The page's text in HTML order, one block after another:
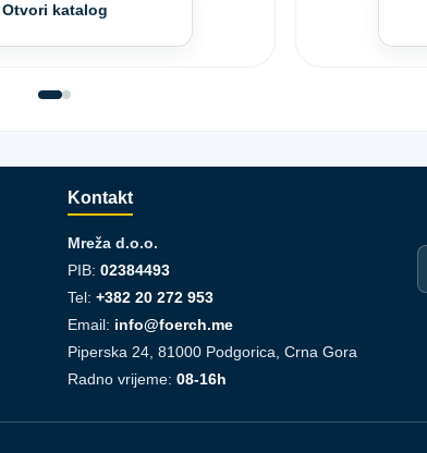
Otvori katalog
Kontakt
Mreža d.o.o.
PIB: 02384493
Tel: +382 20 272 953
Email: info@foerch.me
Piperska 24, 81000 Podgorica, Crna Gora
Radno vrijeme: 08-16h